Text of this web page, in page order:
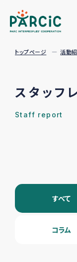
トップページ 活動
スタッフ
Staff report
すべて
コラム